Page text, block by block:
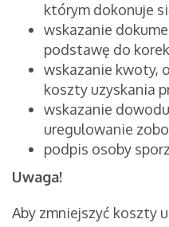
którym dokonuje
wskazanie
podstawę do
wskazanie kwoty,
koszty uzyskania
wskazanie
uregulowanie
podpis osoby
Uwaga!
Aby zmniejszyć koszty